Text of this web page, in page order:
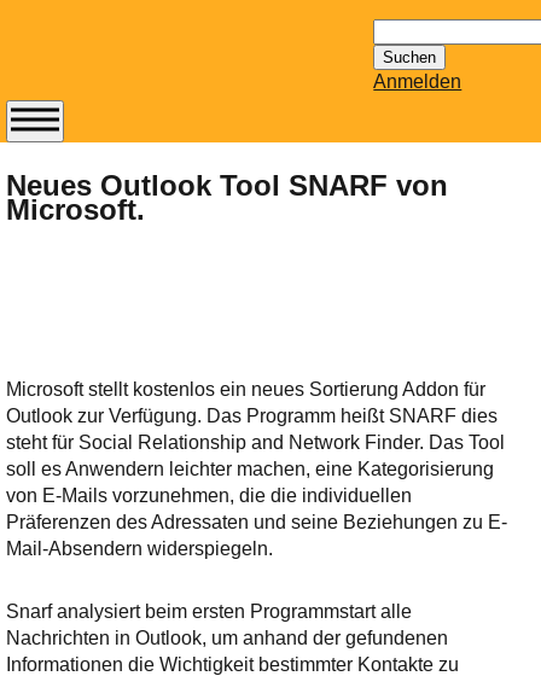
nach:
Anmelden
Neues Outlook Tool SNARF von
Microsoft.
Microsoft stellt kostenlos ein neues Sortierung Addon für
Outlook zur Verfügung. Das Programm heißt SNARF dies
steht für Social Relationship and Network Finder. Das Tool
soll es Anwendern leichter machen, eine Kategorisierung
von E-Mails vorzunehmen, die die individuellen
Präferenzen des Adressaten und seine Beziehungen zu E-
Mail-Absendern widerspiegeln.
Snarf analysiert beim ersten Programmstart alle
Nachrichten in Outlook, um anhand der gefundenen
Informationen die Wichtigkeit bestimmter Kontakte zu
Abonnieren Sie den
14-tägig
erscheinenden
bereithält!
Wie z.B. Outlook,
GMail, Thunderbird
oder auch
KuNoMail, usw.
Ihre E-Mail
E-Mail